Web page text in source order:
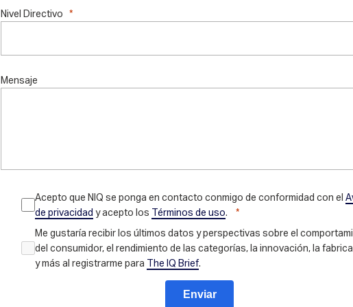
Nivel Directivo
Mensaje
Acepto que NIQ se ponga en contacto conmigo de conformidad con el
de privacidad y acepto los Términos de uso.
Me gustaría recibir los últimos datos y perspectivas sobre el
del consumidor, el rendimiento de las categorías, la innovación, la
y más al registrarme para The IQ Brief.
Enviar